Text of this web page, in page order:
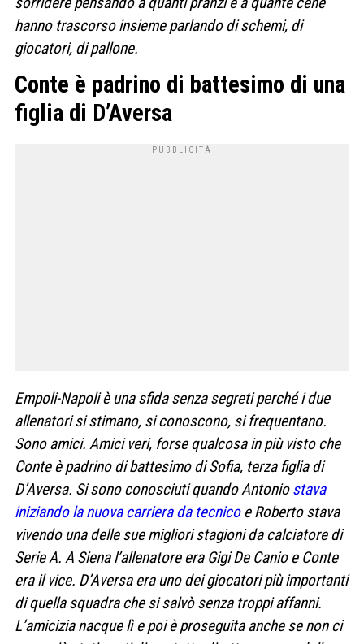
hanno trascorso insieme parlando di schemi, di
giocatori, di pallone.
Conte è padrino di battesimo di una
figlia di D’Aversa
Empoli-Napoli è una sfida senza segreti perché i due
allenatori si stimano, si conoscono, si frequentano.
Sono amici. Amici veri, forse qualcosa in più visto che
Conte è padrino di battesimo di Sofia, terza figlia di
D’Aversa. Si sono conosciuti quando Antoniostava
iniziando la nuova carriera da tecnicoe Roberto stava
vivendo una delle sue migliori stagioni da calciatore di
Serie A. A Siena l’allenatore era Gigi De Canio e Conte
era il vice. D’Aversa era uno dei giocatori più importanti
di quella squadra che si salvò senza troppi affanni.
L’amicizia nacque lì e poi è proseguita anche se non ci